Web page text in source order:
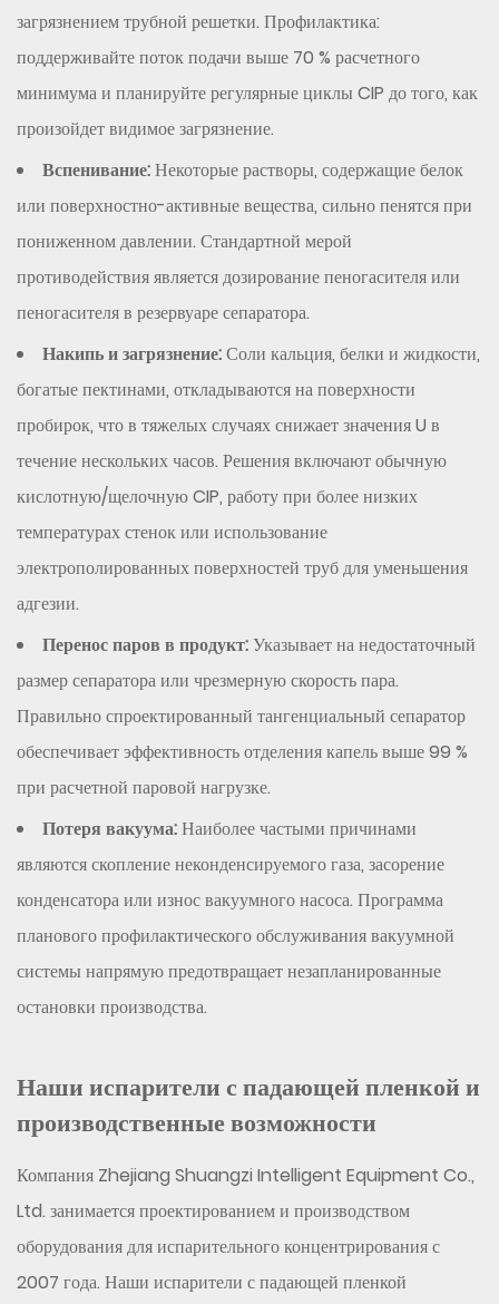
загрязнением трубной решетки. Профилактика:
поддерживайте поток подачи выше 70 % расчетного
минимума и планируйте регулярные циклы CIP до того, как
произойдет видимое загрязнение.
Вспенивание:Некоторые растворы, содержащие белок
или поверхностно-активные вещества, сильно пенятся при
пониженном давлении. Стандартной мерой
противодействия является дозирование пеногасителя или
пеногасителя в резервуаре сепаратора.
Накипь и загрязнение:Соли кальция, белки и жидкости,
богатые пектинами, откладываются на поверхности
пробирок, что в тяжелых случаях снижает значения U в
течение нескольких часов. Решения включают обычную
кислотную/щелочную CIP, работу при более низких
температурах стенок или использование
электрополированных поверхностей труб для уменьшения
адгезии.
Перенос паров в продукт:Указывает на недостаточный
размер сепаратора или чрезмерную скорость пара.
Правильно спроектированный тангенциальный сепаратор
обеспечивает эффективность отделения капель выше 99 %
при расчетной паровой нагрузке.
Потеря вакуума:Наиболее частыми причинами
являются скопление неконденсируемого газа, засорение
конденсатора или износ вакуумного насоса. Программа
планового профилактического обслуживания вакуумной
системы напрямую предотвращает незапланированные
остановки производства.
Наши испарители с падающей пленкой и
производственные возможности
Компания Zhejiang Shuangzi Intelligent Equipment Co.,
Ltd. занимается проектированием и производством
оборудования для испарительного концентрирования с
2007 года. Наши испарители с падающей пленкой